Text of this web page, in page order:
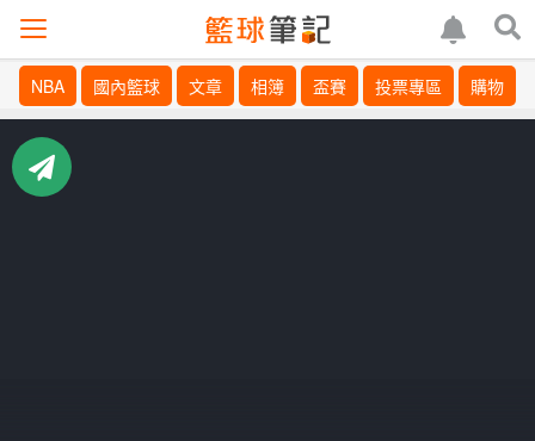
NBA 國內籃球 文章 相簿 盃賽 投票專區 購物